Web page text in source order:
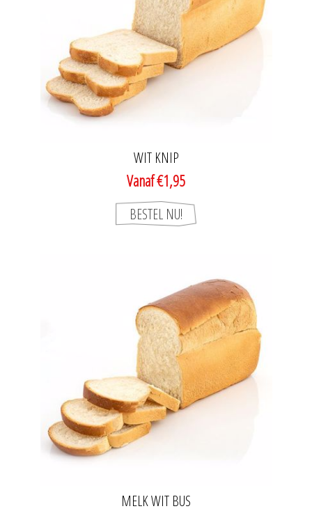
WIT KNIP
Vanaf €1,95
MELK WIT BUS